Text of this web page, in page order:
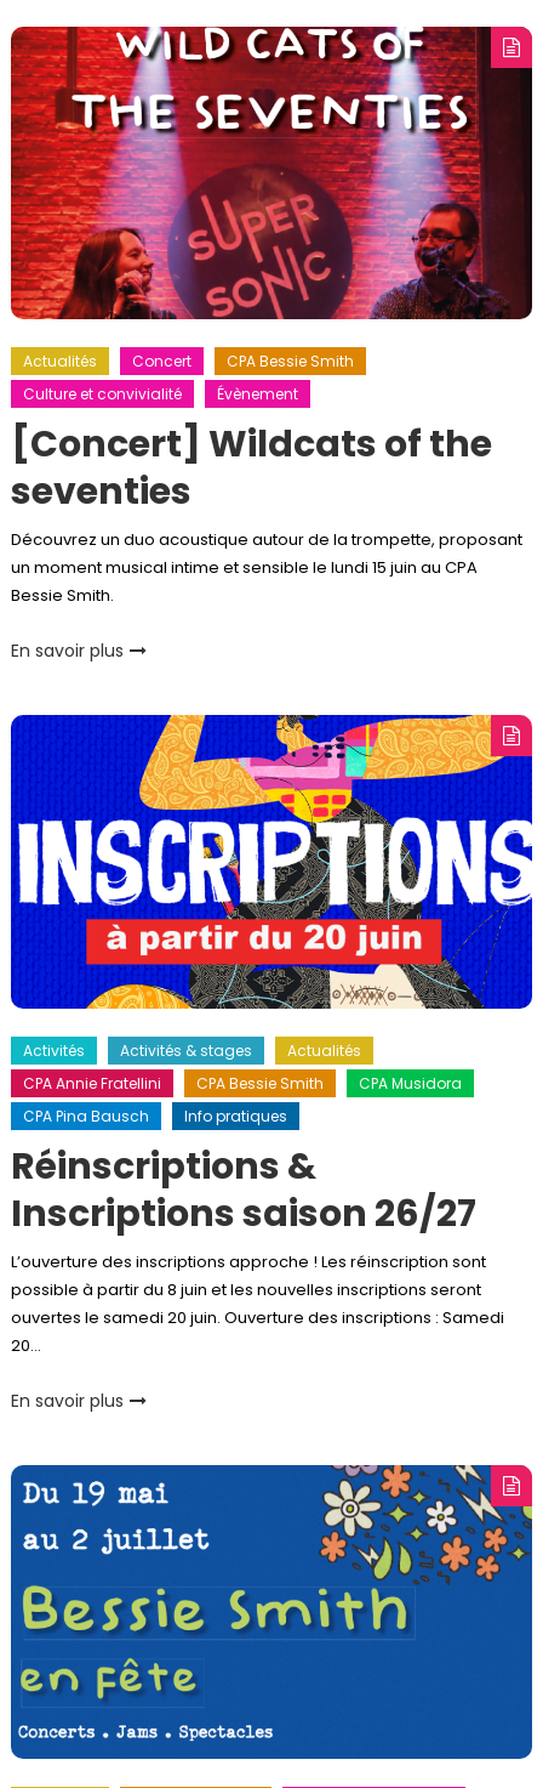
Actualités Concert
CPA Bessie Smith
Culture et convivialité
Évènement
[Concert] Wildcats of the
seventies
Découvrez un duo acoustique autour de la trompette, proposant
un moment musical intime et sensible le lundi 15 juin au CPA
Bessie Smith.
En savoir plus
Activités Activités & stages
Actualités
CPA Annie Fratellini
CPA Bessie Smith
CPA Musidora
CPA Pina Bausch
Info pratiques
Réinscriptions &
Inscriptions saison 26/27
L’ouverture des inscriptions approche ! Les réinscription sont
possible à partir du 8 juin et les nouvelles inscriptions seront
ouvertes le samedi 20 juin. Ouverture des inscriptions : Samedi
20…
En savoir plus